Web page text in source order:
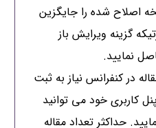
اصلاح شده را جایگزین
گزینه ویرایش باز
نمایید.
در کنفرانس نیاز به ثبت
کاربری خود می توانید
حداکثر تعداد مقاله